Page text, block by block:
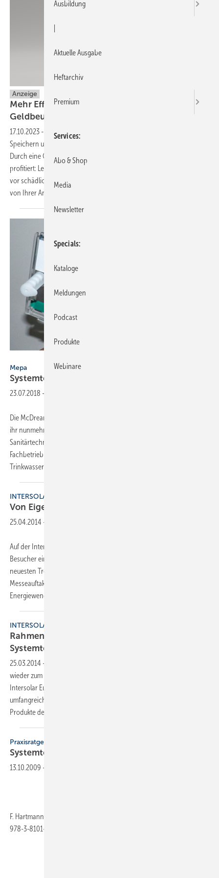
Anzeige
Mehr Effizienz in der Heizung - für Klima und
Geldbeutel
17.10.2023 -
Heizleistung steigern und Energiekosten sparen, mit den
Speichern und Entgasungsanlagen von Reflex. Wie das funktioniert?
Durch eine Optimierung des Anlagenwassers! Auch die Wärmepumpe
profitiert: Leistungsspitzen werden vermieden und die Wärmepumpe
vor schädlichen Luftschlägen geschützt. So haben Sie länger etwas
von IhrerAnlage!
Mepa
Systemtechnik im McDreams
23.07.2018 -
Die McDreams Hotel GmbH eröffnete in Mönchengladbach-Rheydt
ihr nunmehr viertes Hotel. Bei der Planung und Ausführung der
Sanitärtechnik in den 82 Hotelzimmern setzte der beauftragte
Fachbetrieb auf Systemlösungen von Mepa. So zum Beispiel bei der
Trinkwasserhygiene, wo das Hotel auch bei
INTERSOLAR
Von Eigenverbrauch bis
25.04.2014 -
Auf der Intersolar Europe vom 4. bis 6. Juni in München erwartet die
Besucher ein umfangreiches Rahmenprogramm rund um die
neuesten Trends und Produkte. Die Podiumsdiskussion zum
Messeauftakt thematisiert die aktuellen Entwicklungen der
Energiewende in prominenter Besetzung. Auf
INTERSOLAR
Rahmenprogramm von Eigenverbrauch bis
Systemtechnik
25.03.2014 -
wieder zum Zentrum der internationalen Solarbranche. Auf der
Intersolar Europe erwartet die Besucher aus aller Welt ein
umfangreiches Rahmenprogramm rund um die neuesten Trends und
Produkte der Solarwirtschaft und ihrer Partner.
Praxisratgeber
Systemtechnik für
13.10.2009 -
F. Hartmann/H. Schwarzburger, 304 Seiten, 2009, mit CD-ROM, ISBN
978-3-8101-0230-0, Hüthig & Pflaum Verlag, 38 Euro
Ausbildung
Aktuelle Ausgabe
Heftarchiv
Premium
Services
Abo & Shop
Media
Newsletter
Specials
Kataloge
Meldungen
Podcast
Produkte
Webinare